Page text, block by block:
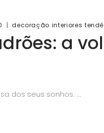
decoração interiores
a
dos seus sonhos.